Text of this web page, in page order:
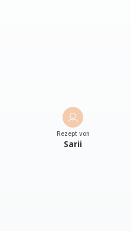
Rezept von
Sarii